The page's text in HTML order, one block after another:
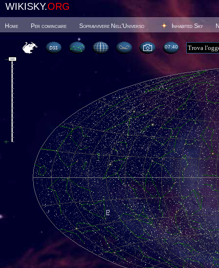
WIKISKY.ORG
Home Per cominciare Sopravvivere Nell'Universo Inhabited Sky
07 40